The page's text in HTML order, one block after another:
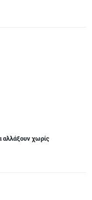
αλλάξουν χωρίς